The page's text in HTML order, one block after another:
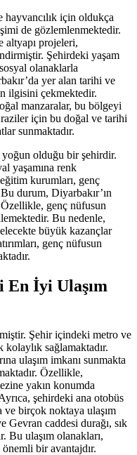
hayvancılık için oldukça
de gözlemlenmektedir.
altyapı projeleri,
Şehirdeki yaşam
olanaklarla
yer alan tarihi ve
ilgisini çekmektedir.
manzaralar, bu bölgeyi
için bu doğal ve tarihi
sunmaktadır.
olduğu bir şehirdir.
yaşamına renk
kurumları, genç
durum, Diyarbakır’ın
genç nüfusun
Bu nedenle,
büyük kazançlar
genç nüfusun
En İyi Ulaşım
Şehir içindeki metro ve
sağlamaktadır.
ulaşım imkanı sunmakta
Özellikle,
yakın konumda
şehirdeki ana otobüs
ve birçok noktaya ulaşım
Gevran caddesi durağı, sık
Bu ulaşım olanakları,
önemli bir avantajdır.